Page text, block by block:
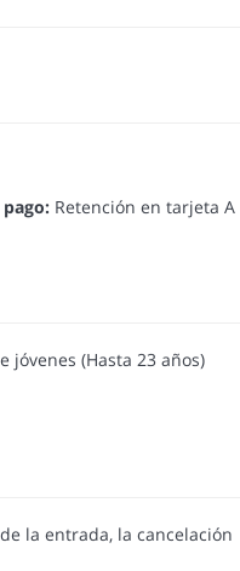
Retención en tarjeta A
jóvenes (Hasta 23 años)
la entrada, la cancelación